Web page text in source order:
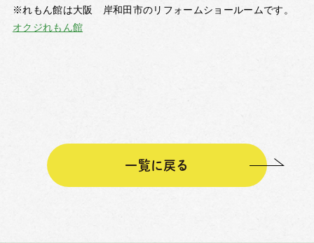
※れもん館は大阪 岸和田市のリフォームショールームです。
オクジれもん館
一覧に戻る